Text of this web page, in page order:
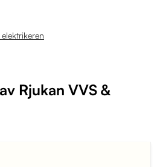
Rjukan VVS &